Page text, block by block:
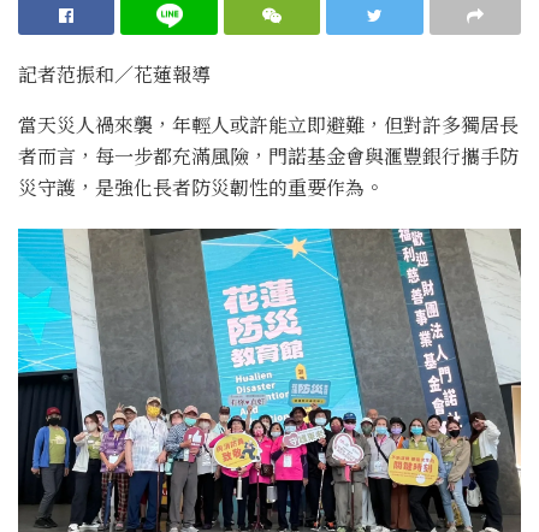
記者范振和∕花蓮報導
當天災人禍來襲，年輕人或許能立即避難，但對許多獨居長
者而言，每一步都充滿風險，門諾基金會與滙豐銀行攜手防
災守護，是強化長者防災韌性的重要作為。